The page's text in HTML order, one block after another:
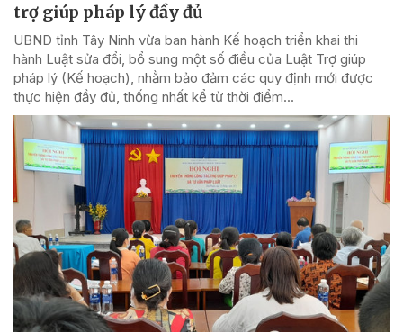
trợ giúp pháp lý đầy đủ
UBND tỉnh Tây Ninh vừa ban hành Kế hoạch triển khai thi
hành Luật sửa đổi, bổ sung một số điều của Luật Trợ giúp
pháp lý (Kế hoạch), nhằm bảo đảm các quy định mới được
thực hiện đầy đủ, thống nhất kể từ thời điểm...